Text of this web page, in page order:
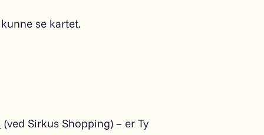
se kartet.
(ved Sirkus Shopping) – er Ty